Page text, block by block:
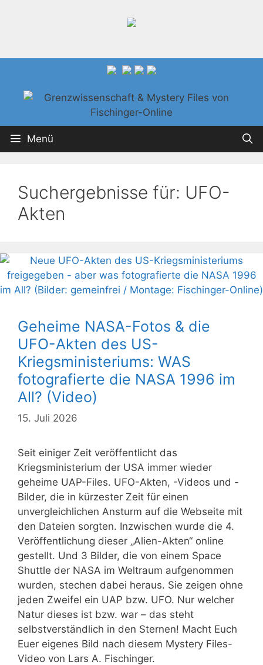
Menü
Suchergebnisse für: UFO-
Akten
Geheime NASA-Fotos & die
UFO-Akten des US-
Kriegsministeriums: WAS
fotografierte die NASA 1996 im
All? (Video)
15. Juli 2026
Seit einiger Zeit veröffentlicht das
Kriegsministerium der USA immer wieder
geheime UAP-Files. UFO-Akten, -Videos und -
Bilder, die in kürzester Zeit für einen
unvergleichlichen Ansturm auf die Webseite mit
den Dateien sorgten. Inzwischen wurde die 4.
Veröffentlichung dieser „Alien-Akten“ online
gestellt. Und 3 Bilder, die von einem Space
Shuttle der NASA im Weltraum aufgenommen
wurden, stechen dabei heraus. Sie zeigen ohne
jeden Zweifel ein UAP bzw. UFO. Nur welcher
Natur dieses ist bzw. war – das steht
selbstverständlich in den Sternen! Macht Euch
Euer eigenes Bild nach diesem Mystery Files-
Video von Lars A. Fischinger.